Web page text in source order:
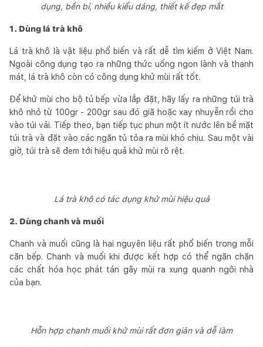
dụng, bền bỉ, nhiều kiểu dáng, thiết kế đẹp mắt
1. Dùng lá trà khô
Lá trà khô là vật liệu phổ biến và rất dễ tìm kiếm ở Việt Nam.
Ngoài công dụng tạo ra những thức uống ngon lành và thanh
mát, lá trà khô còn có công dụng khử mùi rất tốt.
Để khử mùi cho bộ tủ bếp vừa lắp đặt, hãy lấy ra những túi trà
khô nhỏ từ 100gr - 200gr sau đó giã hoặc xay nhuyễn rồi cho
vào túi vải. Tiếp theo, bạn tiếp tục phun một ít nước lên bề mặt
túi trà và đặt vào các ngăn tủ tỏa ra mùi khó chịu. Sau một vài
giờ, túi trà sẽ đem tới hiệu quả khử mùi rõ rệt.
Lá trà khô có tác dụng khử mùi hiệu quả
2. Dùng chanh và muối
Chanh và muối cũng là hai nguyên liệu rất phổ biến trong mỗi
căn bếp. Chanh và muối khi được kết hợp có thể ngăn chặn
các chất hóa học phát tán gây mùi ra xung quanh ngôi nhà
của bạn.
Hỗn hợp chanh muối khử mùi rất đơn giản và dễ làm